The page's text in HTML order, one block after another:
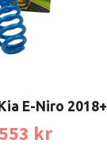
E-Niro 2018+
kr